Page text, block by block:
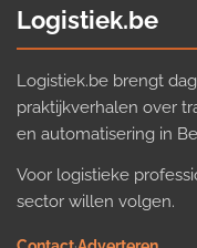
Logistiek.be
Logistiek.be brengt
praktijkverhalen over
en automatisering in
Voor logistieke
sector willen volgen.